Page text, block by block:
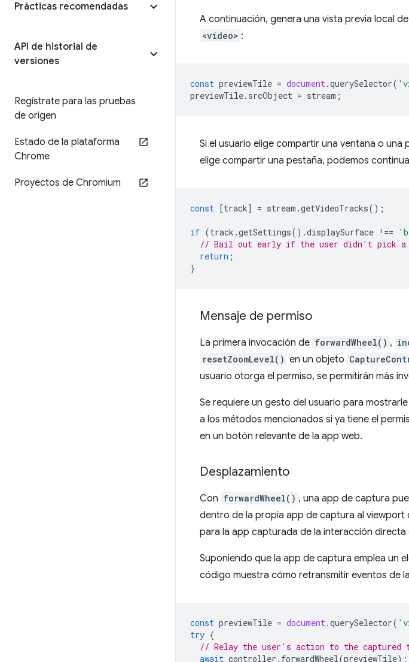
Prácticas recomendadas
API de historial de
versiones
Regístrate para las pruebas
de origen
Estado de la plataforma
Chrome
Proyectos de Chromium
A continuación, genera una vista previa local
<video> :
const previewTile = document .querySelector(
previewTile. srcObject = stream ;
Si el usuario elige compartir una ventana o
elige compartir una pestaña, podemos
const [track] = stream .getVideoTracks();
if (track .getSettings().displaySurface !==
// Bail out early if the user didn't pick a
return ;
}
Mensaje de permiso
La primera invocación de forwardWheel() ,
resetZoomLevel() en un objeto
usuario otorga el permiso, se permitirán más
Se requiere un gesto del usuario para
a los métodos mencionados si ya tiene el
en un botón relevante de la app web.
Desplazamiento
Con forwardWheel() , una app de captura
dentro de la propia app de captura al viewport
para la app capturada de la interacción directa
Suponiendo que la app de captura emplea un
código muestra cómo retransmitir eventos de
const previewTile = document .querySelector(
try {
// Relay the user's action to the captured
await controller . forwardWheel (previewTile);